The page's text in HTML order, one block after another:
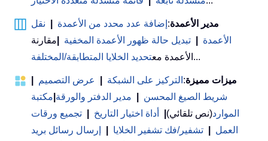
مدير الأعمدة: إضافة عدد محدد من الأعمدة
نقل
الأعمدة
تبديل حالة ظهور الأعمدة المخفية
مقارنة
الأعمدة معتحديد الخلايا المتطابقة/المختلفة ...
ميزات مميزة: التركيز على الشبكة عرض التصميم
شريط الصيغ المحسن
مدير الدفتر والورقة مكتبة
الموارد(نص تلقائي) أداة اختيار التاريخ
تجميع ورقات
العمل
تشفير/فك تشفير الخلايا
إرسال رسائل بريد